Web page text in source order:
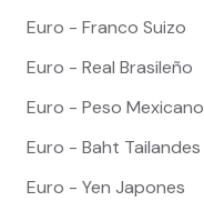
Euro - Franco Suizo
Euro - Real Brasileño
Euro - Peso Mexicano
Euro - Baht Tailandes
Euro - Yen Japones